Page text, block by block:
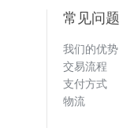
常见问题
我们的优势
交易流程
支付方式
物流